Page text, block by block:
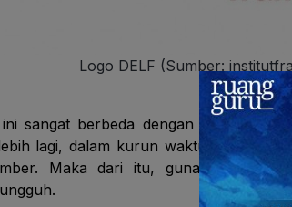
Logo DELF (Sumber:
sangat berbeda dengan TOEFL,
lagi, dalam kurun waktu setahun
Maka dari itu, gunakan